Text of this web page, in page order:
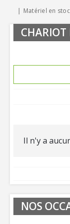
Matériel en
CHARIOT
Il n'y a
NOS